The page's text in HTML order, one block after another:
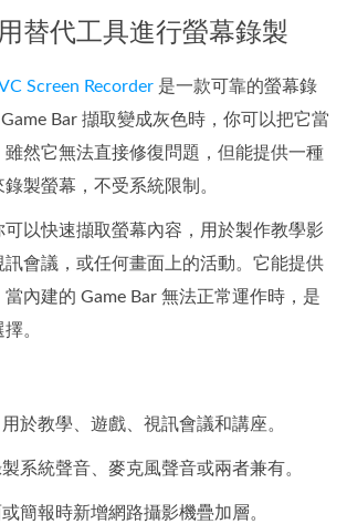
替代工具進行螢幕錄製
Screen Recorder 是一款可靠的螢幕錄
Bar 擷取變成灰色時，你可以把它當
然它無法直接修復問題，但能提供一種
製螢幕，不受系統限制。
以快速擷取螢幕內容，用於製作教學影
訊會議，或任何畫面上的活動。它能提供
內建的 Game Bar 無法正常運作時，是
。
於教學、遊戲、視訊會議和講座。
系統聲音、麥克風聲音或兩者兼有。
簡報時新增網路攝影機疊加層。